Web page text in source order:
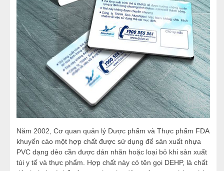
Năm 2002, Cơ quan quản lý Dược phẩm và Thực phẩm FDA
khuyến cáo một hợp chất được sử dụng để sản xuất nhựa
PVC dạng dẻo cần được dán nhãn hoặc loại bỏ khi sản xuất
túi y tế và thực phẩm. Hợp chất này có tên gọi DEHP, là chất